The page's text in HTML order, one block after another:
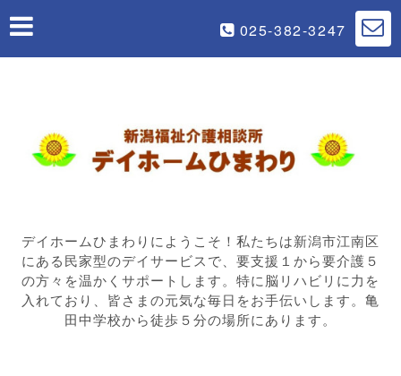
025-382-3247
デイホームひまわりにようこそ！私たちは新潟市江南区
にある民家型のデイサービスで、要支援１から要介護５
の方々を温かくサポートします。特に脳リハビリに力を
入れており、皆さまの元気な毎日をお手伝いします。亀
田中学校から徒歩５分の場所にあります。